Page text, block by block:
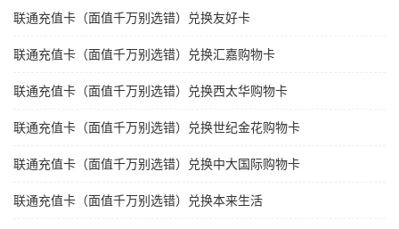
联通充值卡（面值千万别选错）兑换友好卡
联通充值卡（面值千万别选错）兑换汇嘉购物卡
联通充值卡（面值千万别选错）兑换西太华购物卡
联通充值卡（面值千万别选错）兑换世纪金花购物卡
联通充值卡（面值千万别选错）兑换中大国际购物卡
联通充值卡（面值千万别选错）兑换本来生活